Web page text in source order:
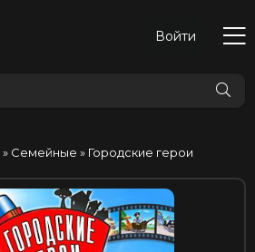
Войти
» Семейные » Городские герои